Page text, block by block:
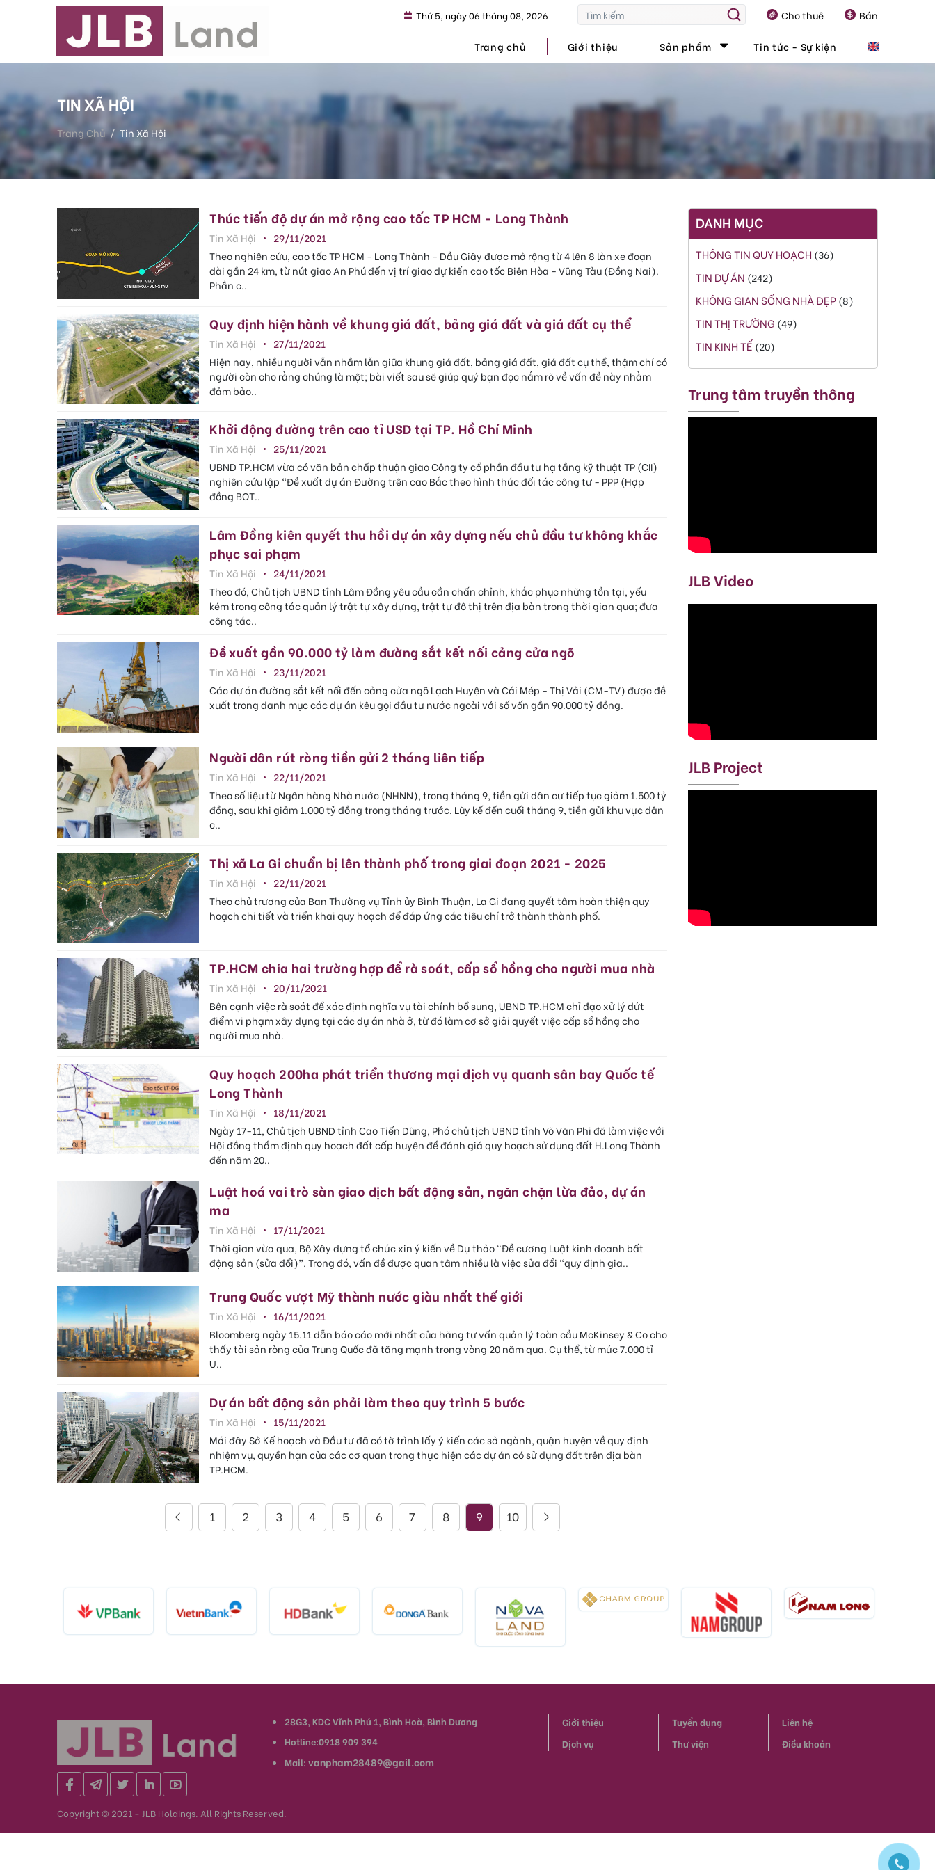
Thứ 5, ngày 06 tháng 08, 2026 Cho thuê Bán
Trang chủ Giới thiệu Sản phẩm Tin tức - Sự kiện
TIN XÃ HỘI
Trang Chủ Tin Xã Hội
Thúc tiến độ dự án mở rộng cao tốc TP HCM - Long Thành
Tin Xã Hội
29/11/2021
Theo nghiên cứu, cao tốc TP HCM - Long Thành - Dầu Giây được mở rộng từ 4 lên 8 làn xe đoạn
dài gần 24 km, từ nút giao An Phú đến vị trí giao dự kiến cao tốc Biên Hòa - Vũng Tàu (Đồng Nai).
Phần c..
Quy định hiện hành về khung giá đất, bảng giá đất và giá đất cụ thể
Tin Xã Hội
27/11/2021
Hiện nay, nhiều người vẫn nhầm lẫn giữa khung giá đất, bảng giá đất, giá đất cụ thể, thậm chí có
người còn cho rằng chúng là một; bài viết sau sẽ giúp quý bạn đọc nắm rõ về vấn đề này nhằm
đảm bảo..
Khởi động đường trên cao tỉ USD tại TP. Hồ Chí Minh
Tin Xã Hội
25/11/2021
UBND TP.HCM vừa có văn bản chấp thuận giao Công ty cổ phần đầu tư hạ tầng kỹ thuật TP (CII)
nghiên cứu lập "Đề xuất dự án Đường trên cao Bắc theo hình thức đối tác công tư - PPP (Hợp
đồng BOT..
Lâm Đồng kiên quyết thu hồi dự án xây dựng nếu chủ đầu tư không khắc
phục sai phạm
Tin Xã Hội
24/11/2021
Theo đó, Chủ tịch UBND tỉnh Lâm Đồng yêu cầu cần chấn chỉnh, khắc phục những tồn tại, yếu
kém trong công tác quản lý trật tự xây dựng, trật tự đô thị trên địa bàn trong thời gian qua; đưa
công tác..
Đề xuất gần 90.000 tỷ làm đường sắt kết nối cảng cửa ngõ
Tin Xã Hội
23/11/2021
Các dự án đường sắt kết nối đến cảng cửa ngõ Lạch Huyện và Cái Mép - Thị Vải (CM-TV) được đề
xuất trong danh mục các dự án kêu gọi đầu tư nước ngoài với số vốn gần 90.000 tỷ đồng.
Người dân rút ròng tiền gửi 2 tháng liên tiếp
Tin Xã Hội
22/11/2021
Theo số liệu từ Ngân hàng Nhà nước (NHNN), trong tháng 9, tiền gửi dân cư tiếp tục giảm 1.500 tỷ
đồng, sau khi giảm 1.000 tỷ đồng trong tháng trước. Lũy kế đến cuối tháng 9, tiền gửi khu vực dân
c..
Thị xã La Gi chuẩn bị lên thành phố trong giai đoạn 2021 - 2025
Tin Xã Hội
22/11/2021
Theo chủ trương của Ban Thường vụ Tỉnh ủy Bình Thuận, La Gi đang quyết tâm hoàn thiện quy
hoạch chi tiết và triển khai quy hoạch để đáp ứng các tiêu chí trở thành thành phố.
TP.HCM chia hai trường hợp để rà soát, cấp sổ hồng cho người mua nhà
Tin Xã Hội
20/11/2021
Bên cạnh việc rà soát để xác định nghĩa vụ tài chính bổ sung, UBND TP.HCM chỉ đạo xử lý dứt
điểm vi phạm xây dựng tại các dự án nhà ở, từ đó làm cơ sở giải quyết việc cấp sổ hồng cho
người mua nhà.
Quy hoạch 200ha phát triển thương mại dịch vụ quanh sân bay Quốc tế
Long Thành
Tin Xã Hội
18/11/2021
Ngày 17-11, Chủ tịch UBND tỉnh Cao Tiến Dũng, Phó chủ tịch UBND tỉnh Võ Văn Phi đã làm việc với
Hội đồng thẩm định quy hoạch đất cấp huyện để đánh giá quy hoạch sử dụng đất H.Long Thành
đến năm 20..
Luật hoá vai trò sàn giao dịch bất động sản, ngăn chặn lừa đảo, dự án
ma
Tin Xã Hội
17/11/2021
Thời gian vừa qua, Bộ Xây dựng tổ chức xin ý kiến về Dự thảo “Đề cương Luật kinh doanh bất
động sản (sửa đổi)”. Trong đó, vấn đề được quan tâm nhiều là việc sửa đổi “quy định gia..
Trung Quốc vượt Mỹ thành nước giàu nhất thế giới
Tin Xã Hội
16/11/2021
Bloomberg ngày 15.11 dẫn báo cáo mới nhất của hãng tư vấn quản lý toàn cầu McKinsey & Co cho
thấy tài sản ròng của Trung Quốc đã tăng mạnh trong vòng 20 năm qua. Cụ thể, từ mức 7.000 tỉ
U..
Dự án bất động sản phải làm theo quy trình 5 bước
Tin Xã Hội
15/11/2021
Mới đây Sở Kế hoạch và Đầu tư đã có tờ trình lấy ý kiến các sở ngành, quận huyện về quy định
nhiệm vụ, quyền hạn của các cơ quan trong thực hiện các dự án có sử dụng đất trên địa bàn
TP.HCM.
1 2 3 4 5 6 7 8 9 10
DANH MỤC
THÔNG TIN QUY HOẠCH (36)
TIN DỰ ÁN (242)
KHÔNG GIAN SỐNG NHÀ ĐẸP(8)
TIN THỊ TRƯỜNG (49)
TIN KINH TẾ (20)
Trung tâm truyền thông
JLB Video
JLB Project
28G3, KDC Vĩnh Phú 1, Bình Hoà, Bình Dương
Hotline:0918 909 394
Mail: vanpham28489@gail.com
Giới thiệu
Dịch vụ
Tuyển dụng
Thư viện
Liên hệ
Điều khoản
Copyright © 2021 - JLB Holdings. All Rights Reserved.